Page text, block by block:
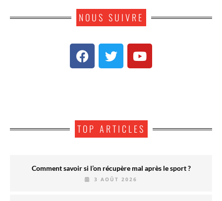
NOUS SUIVRE
TOP ARTICLES
Comment savoir si l’on récupère mal après le sport ?
3 AOÛT 2026